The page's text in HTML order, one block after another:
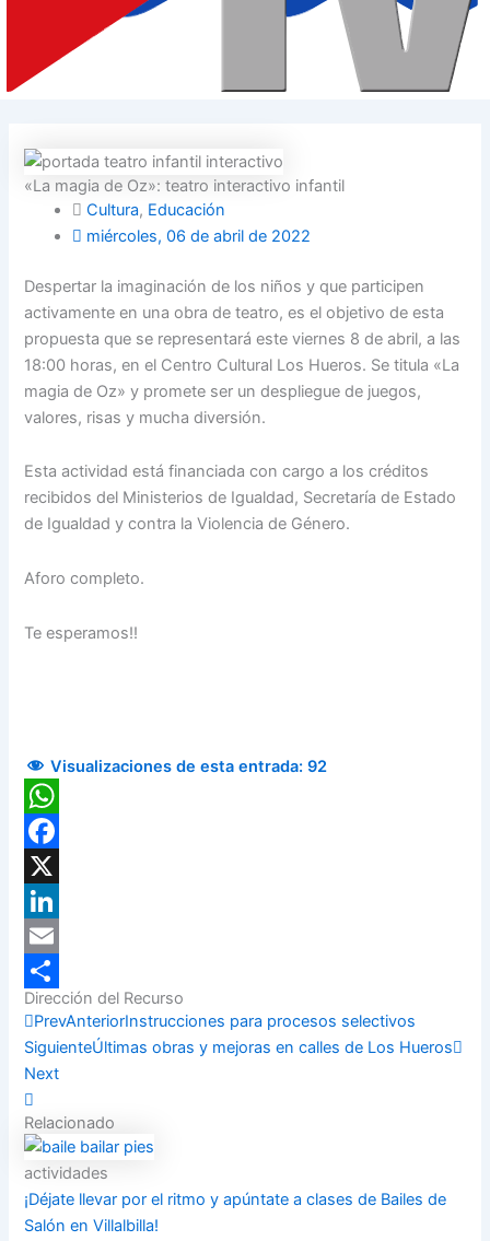
«La magia de Oz»: teatro interactivo infantil
Cultura, Educación
miércoles, 06 de abril de 2022
Despertar la imaginación de los niños y que participen
activamente en una obra de teatro, es el objetivo de esta
propuesta que se representará este viernes 8 de abril, a las
18:00 horas, en el Centro Cultural Los Hueros. Se titula «La
magia de Oz» y promete ser un despliegue de juegos,
valores, risas y mucha diversión.
Esta actividad está financiada con cargo a los créditos
recibidos del Ministerios de Igualdad, Secretaría de Estado
de Igualdad y contra la Violencia de Género.
Aforo completo.
Te esperamos!!
Visualizaciones de esta entrada: 92
WhatsApp
Facebook
X
LinkedIn
Email
Compartir
Dirección del Recurso
PrevAnteriorInstrucciones para procesos selectivos
SiguienteÚltimas obras y mejoras en calles de Los Hueros
Next
Relacionado
actividades
¡Déjate llevar por el ritmo y apúntate a clases de Bailes de
Salón en Villalbilla!